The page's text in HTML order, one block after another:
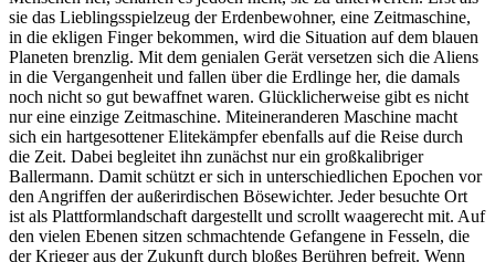
sie das Lieblingsspielzeug der Erdenbewohner, eine Zeitmaschine,
in die ekligen Finger bekommen, wird die Situation auf dem blauen
Planeten brenzlig. Mit dem genialen Gerät versetzen sich die Aliens
in die Vergangenheit und fallen über die Erdlinge her, die damals
noch nicht so gut bewaffnet waren. Glücklicherweise gibt es nicht
nur eine einzige Zeitmaschine. Miteineranderen Maschine macht
sich ein hartgesottener Elitekämpfer ebenfalls auf die Reise durch
die Zeit. Dabei begleitet ihn zunächst nur ein großkalibriger
Ballermann. Damit schützt er sich in unterschiedlichen Epochen vor
den Angriffen der außerirdischen Bösewichter. Jeder besuchte Ort
ist als Plattformlandschaft dargestellt und scrollt waagerecht mit. Auf
den vielen Ebenen sitzen schmachtende Gefangene in Fesseln, die
der Krieger aus der Zukunft durch bloßes Berühren befreit. Wenn